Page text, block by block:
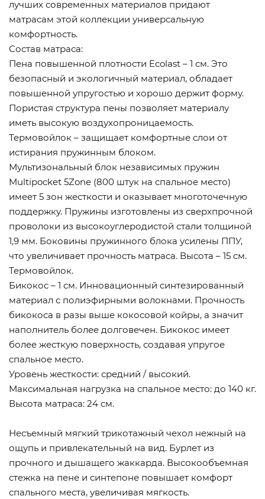
лучших современных материалов придают
матрасам этой коллекции универсальную
комфортность.
Состав матраса:
Пена повышенной плотности Ecolast – 1 см. Это
безопасный и экологичный материал, обладает
повышенной упругостью и хорошо держит форму.
Пористая структура пены позволяет материалу
иметь высокую воздухопроницаемость.
Термовойлок – защищает комфортные слои от
истирания пружинным блоком.
Мультизональный блок независимых пружин
Multipocket 5Zone (800 штук на спальное место)
имеет 5 зон жесткости и оказывает многоточечную
поддержку. Пружины изготовлены из сверхпрочной
проволоки из высокоуглеродистой стали толщиной
1,9 мм. Боковины пружинного блока усилены ППУ,
что увеличивает прочность матраса. Высота – 15 см.
Термовойлок.
Бикокос – 1 см. Инновационный синтезированный
материал с полиэфирными волокнами. Прочность
бикокоса в разы выше кокосовой койры, а значит
наполнитель более долговечен. Бикокос имеет
более жесткую поверхность, создавая упругое
спальное место.
Уровень жесткости: средний / высокий.
Максимальная нагрузка на спальное место: до 140 кг.
Высота матраса: 24 см.
Несъемный мягкий трикотажный чехол нежный на
ощупь и привлекательный на вид. Бурлет из
прочного и дышащего жаккарда. Высокообъемная
стежка на пене и синтепоне повышает комфорт
спального места, увеличивая мягкость.